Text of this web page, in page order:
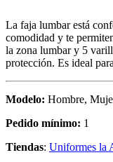
La faja lumbar está
comodidad y te
la zona lumbar y 5
protección. Es ideal
Modelo: Hombre,
Pedido mínimo: 1
Tiendas: Uniformes la